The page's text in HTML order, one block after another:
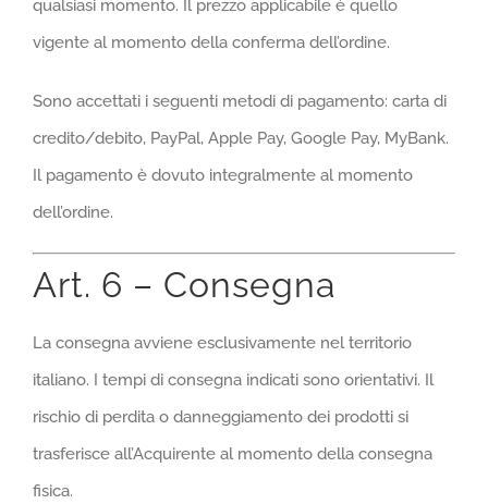
qualsiasi momento. Il prezzo applicabile è quello
vigente al momento della conferma dell’ordine.
Sono accettati i seguenti metodi di pagamento: carta di
credito/debito, PayPal, Apple Pay, Google Pay, MyBank.
Il pagamento è dovuto integralmente al momento
dell’ordine.
Art. 6 – Consegna
La consegna avviene esclusivamente nel territorio
italiano. I tempi di consegna indicati sono orientativi. Il
rischio di perdita o danneggiamento dei prodotti si
trasferisce all’Acquirente al momento della consegna
fisica.